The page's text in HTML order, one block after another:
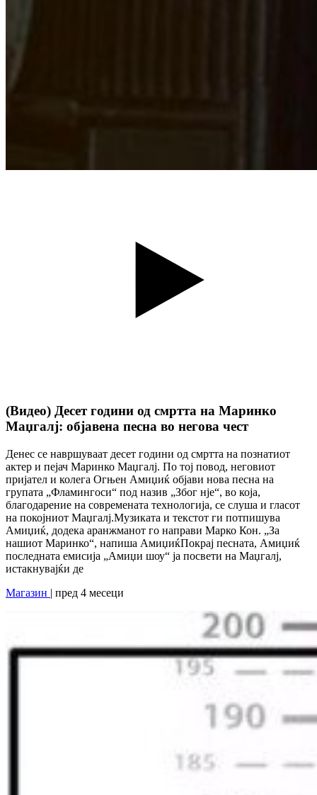
(Видео) Десет години од смртта на Маринко
Маџгалј: објавена песна во негова чест
Денес се навршуваат десет години од смртта на познатиот
актер и пејач Маринко Маџгалј. По тој повод, неговиот
пријател и колега Огњен Амиџиќ објави нова песна на
групата „Фламингоси“ под назив „Због нје“, во која,
благодарение на современата технологија, се слуша и гласот
на покојниот Маџгалј.Музиката и текстот ги потпишува
Амиџиќ, додека аранжманот го направи Марко Кон. „За
нашиот Маринко“, напиша АмиџиќПокрај песната, Амиџиќ
последната емисија „Амиџи шоу“ ја посвети на Маџгалј,
истакнувајќи де
Магазин | пред 4 месеци